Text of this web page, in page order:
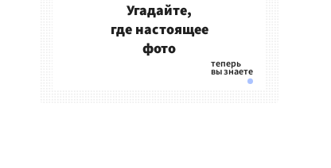
Угадайте,
где настоящее
фото